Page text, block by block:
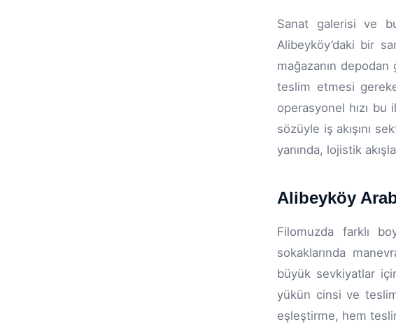
Sanat galerisi ve
Alibeyköy’daki bir
mağazanın
teslim etmesi
operasyonel hızı
sözüyle iş akışını
yanında, lojistik
Alibeyköy
Filomuzda farklı
sokaklarında
büyük sevkiyatlar
yükün cinsi ve
eşleştirme, hem